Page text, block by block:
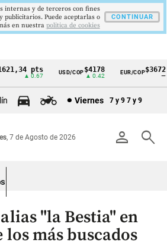
pts
▲ 0.67
USD/COP$4178
▲ 0.42
EUR/COP$3672
Viernes 7 y 9 7 y 9
person search
, 7 de Agosto de 2026
"la Bestia" en
los más buscados
internas y de terceros con fines
publicitarios. Puede aceptarlas o
en nuestra politica de cookies
CONTINUAR